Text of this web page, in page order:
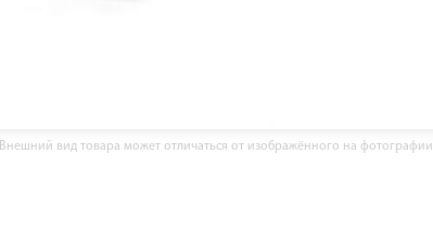
Внешний вид товара может отличаться от изображённого на фотографии